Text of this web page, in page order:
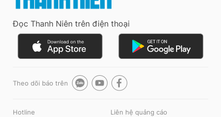
Đọc Thanh Niên trên điện thoại
Theo dõi báo trên
Hotline Liên hệ quảng cáo